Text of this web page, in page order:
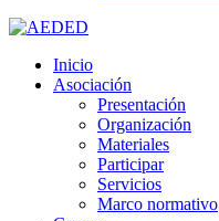
Inicio
Asociación
Presentación
Organización
Materiales
Participar
Servicios
Marco normativo